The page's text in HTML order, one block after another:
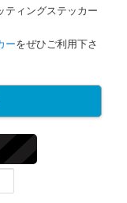
ティングステッカー
ーをぜひご利用下さ